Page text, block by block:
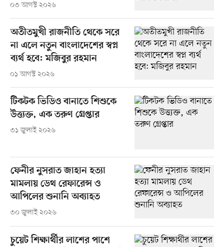
০৩ আগস্ট ২০২৬
অতীতমুখী রাজনীতি থেকে সরে
না এলে নতুন বাংলাদেশের স্বপ্ন
ব্যর্থ হবে: মজিবুর রহমান
০১ আগস্ট ২০২৬
টিকটক ভিডিও বানাতে শিশুকে
উত্ত্যক্ত, এক তরুণ গ্রেপ্তার
৩১ জুলাই ২০২৬
ফেনীর নুসরাত জাহান হত্যা
মামলায় ডেথ রেফারেন্স ও
আপিলের শুনানি অব্যাহত
৩০ জুলাই ২০২৬
চুয়েট শিক্ষার্থীর লাশের পাশে